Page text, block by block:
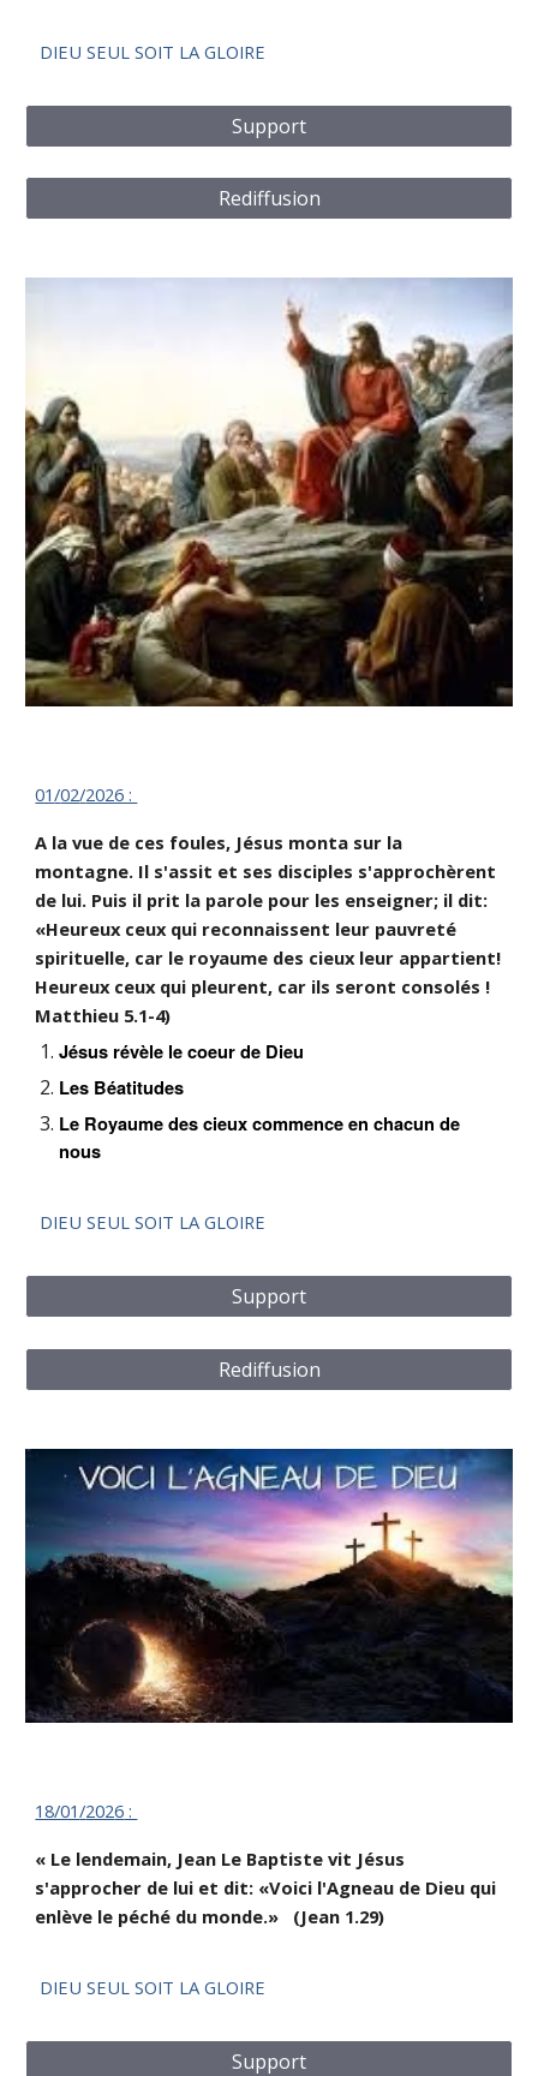
DIEU SEUL SOIT LA GLOIRE
Support
Rediffusion
01/02/2026 :
A la vue de ces foules, Jésus monta sur la
montagne. Il s'assit et ses disciples s'approchèrent
de lui. Puis il prit la parole pour les enseigner; il dit:
«Heureux ceux qui reconnaissent leur pauvreté
spirituelle, car le royaume des cieux leur appartient!
Heureux ceux qui pleurent, car ils seront consolés !
Matthieu 5.1-4)
Jésus révèle le coeur de Dieu
Les Béatitudes
Le Royaume des cieux commence en chacun de
nous
DIEU SEUL SOIT LA GLOIRE
Support
Rediffusion
18/01/2026 :
« Le lendemain, Jean Le Baptiste vit Jésus
s'approcher de lui et dit: «Voici l'Agneau de Dieu qui
enlève le péché du monde.» (Jean 1.29)
DIEU SEUL SOIT LA GLOIRE
Support